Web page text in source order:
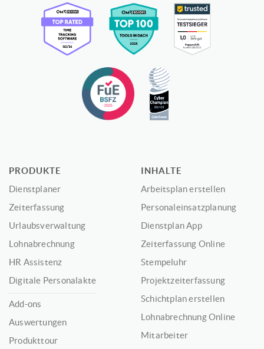
PRODUKTE
Dienstplaner
Zeiterfassung
Urlaubsverwaltung
Lohnabrechnung
HR Assistenz
Digitale Personalakte
Add-ons
Auswertungen
Produkttour
INHALTE
Arbeitsplan erstellen
Personaleinsatzplanung
Dienstplan App
Zeiterfassung Online
Stempeluhr
Projektzeiterfassung
Schichtplan erstellen
Lohnabrechnung Online
Mitarbeiter